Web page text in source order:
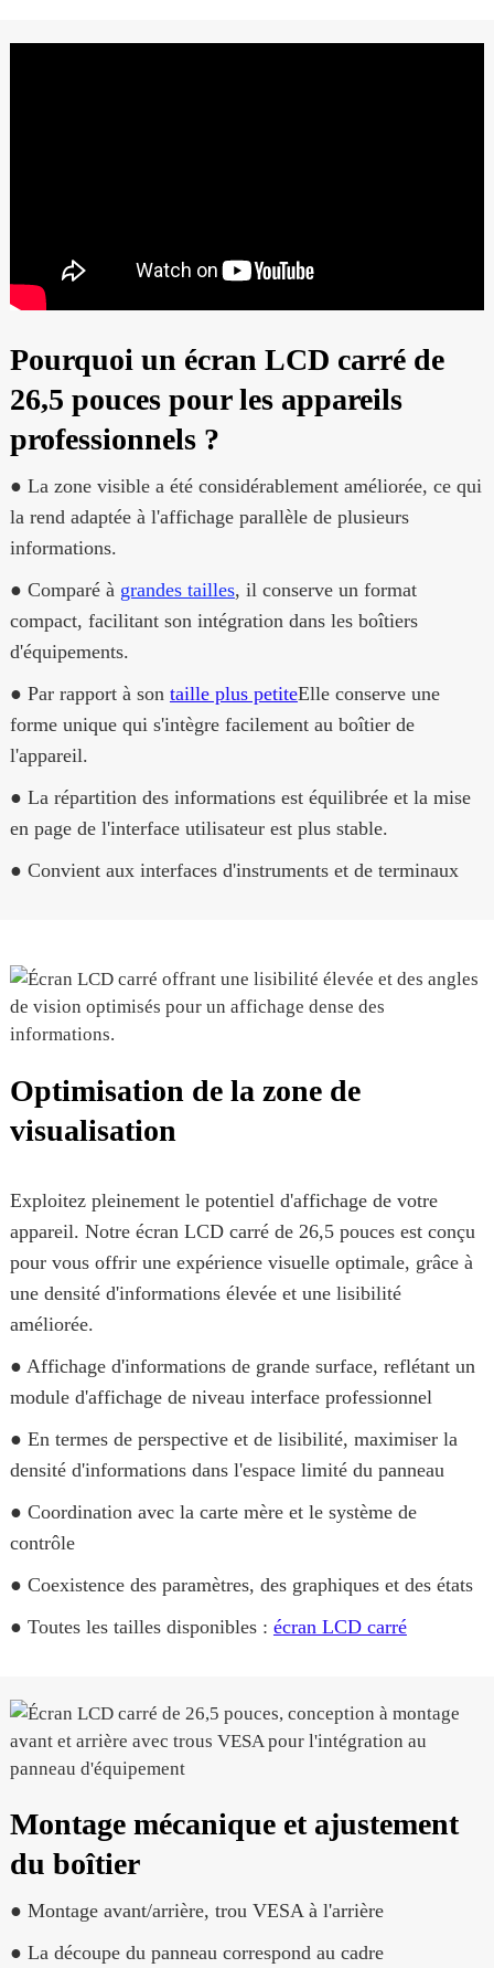
Pourquoi un écran LCD carré de
26,5 pouces pour les appareils
professionnels ?
● La zone visible a été considérablement améliorée, ce qui
la rend adaptée à l'affichage parallèle de plusieurs
informations.
● Comparé à grandes tailles, il conserve un format
compact, facilitant son intégration dans les boîtiers
d'équipements.
● Par rapport à son taille plus petiteElle conserve une
forme unique qui s'intègre facilement au boîtier de
l'appareil.
● La répartition des informations est équilibrée et la mise
en page de l'interface utilisateur est plus stable.
● Convient aux interfaces d'instruments et de terminaux
Optimisation de la zone de
visualisation
Exploitez pleinement le potentiel d'affichage de votre
appareil. Notre écran LCD carré de 26,5 pouces est conçu
pour vous offrir une expérience visuelle optimale, grâce à
une densité d'informations élevée et une lisibilité
améliorée.
● Affichage d'informations de grande surface, reflétant un
module d'affichage de niveau interface professionnel
● En termes de perspective et de lisibilité, maximiser la
densité d'informations dans l'espace limité du panneau
● Coordination avec la carte mère et le système de
contrôle
● Coexistence des paramètres, des graphiques et des états
● Toutes les tailles disponibles : écran LCD carré
Montage mécanique et ajustement
du boîtier
● Montage avant/arrière, trou VESA à l'arrière
● La découpe du panneau correspond au cadre